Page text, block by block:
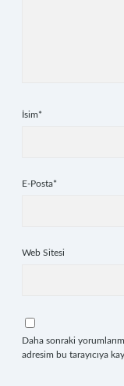
İsim*
E-Posta*
Web Sitesi
Daha sonraki
adresim bu tarayıcıya